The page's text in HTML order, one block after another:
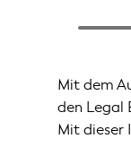
Mit dem
den Legal
Mit dieser